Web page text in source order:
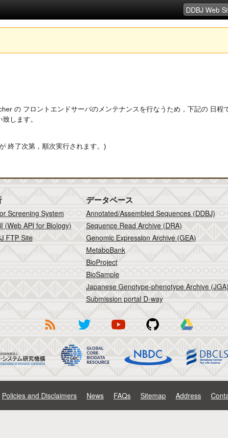
の フロントエンドサーバのメンテナンスを行なうため，下記の 日
します。
終了次第，順次実行されます。)
Screening System
(Web API for Biology)
FTP Site
データベース
Annotated/Assembled Sequences (DDBJ)
Sequence Read Archive (DRA)
Genomic Expression Archive (GEA)
MetaboBank
BioProject
BioSample
Japanese Genotype-phenotype Archive
Submission portal D-way
Policies and Disclaimers News FAQs Sitemap Address